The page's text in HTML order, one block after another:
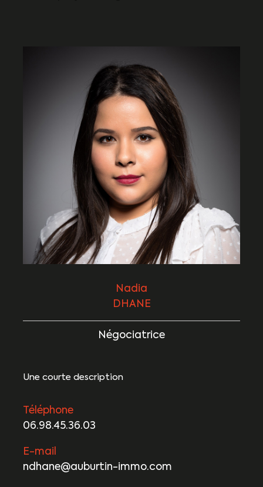
Nadia
DHANE
Négociatrice
Une courte description
Téléphone
06.98.45.36.03
E-mail
ndhane@auburtin-immo.com